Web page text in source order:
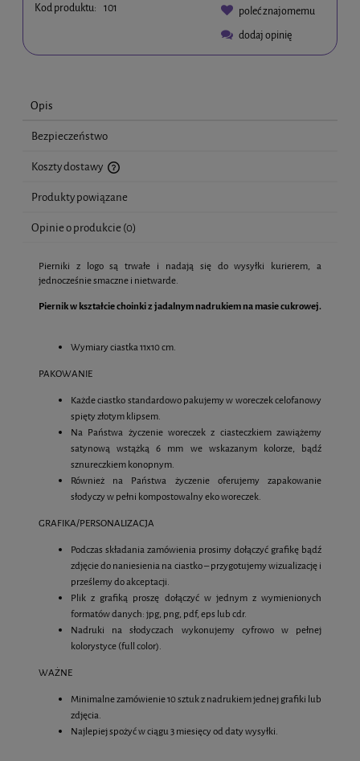
Kod produktu: 101
poleć znajomemu
dodaj opinię
Opis
Bezpieczeństwo
Koszty dostawy
Cena nie zawiera ewentualnych kosztów płatności
Produkty powiązane
Opinie o produkcie (0)
Pierniki z logo są trwałe i nadają się do wysyłki kurierem, a
jednocześnie smaczne i nietwarde.
Piernik w kształcie choinki z jadalnym nadrukiem na masie cukrowej.
Wymiary ciastka 11x10 cm.
PAKOWANIE
Każde ciastko standardowo pakujemy w woreczek celofanowy
spięty złotym klipsem.
Na Państwa życzenie woreczek z ciasteczkiem zawiążemy
satynową wstążką 6 mm we wskazanym kolorze, bądź
sznureczkiem konopnym.
Również na Państwa życzenie oferujemy zapakowanie
słodyczy w pełni kompostowalny eko woreczek.
GRAFIKA/PERSONALIZACJA
Podczas składania zamówienia prosimy dołączyć grafikę bądź
zdjęcie do naniesienia na ciastko – przygotujemy wizualizację i
prześlemy do akceptacji.
Plik z grafiką proszę dołączyć w jednym z wymienionych
formatów danych: jpg, png, pdf, eps lub cdr.
Nadruki na słodyczach wykonujemy cyfrowo w pełnej
kolorystyce (full color).
WAŻNE
Minimalne zamówienie 10 sztuk z nadrukiem jednej grafiki lub
zdjęcia.
Najlepiej spożyć w ciągu 3 miesięcy od daty wysyłki.